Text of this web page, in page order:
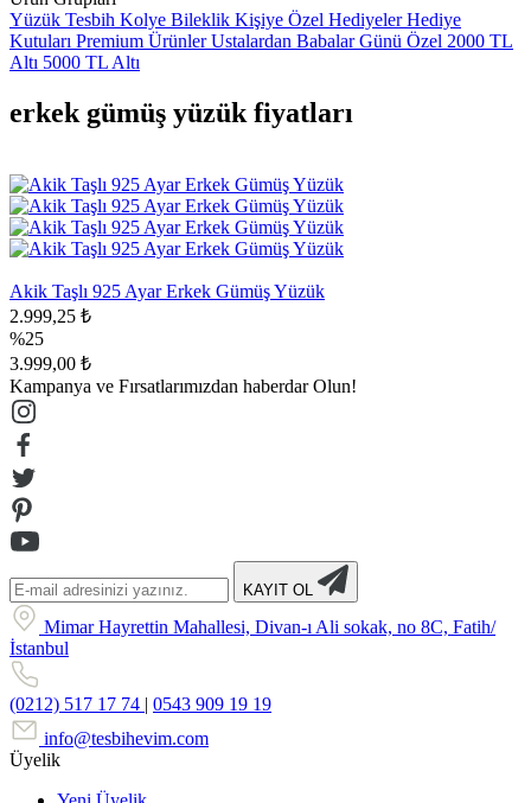
Yüzük Tesbih Kolye Bileklik Kişiye Özel Hediyeler Hediye
Kutuları Premium Ürünler Ustalardan Babalar Günü Özel 2000 TL
Altı 5000 TL Altı
erkek gümüş yüzük fiyatları
Akik Taşlı 925 Ayar Erkek Gümüş Yüzük
2.999,25 ₺
%25
3.999,00 ₺
Kampanya ve Fırsatlarımızdan haberdar Olun!
KAYIT OL
Mimar Hayrettin Mahallesi, Divan-ı Ali sokak, no 8C, Fatih/
İstanbul
(0212) 517 17 74 | 0543 909 19 19
info@tesbihevim.com
Üyelik